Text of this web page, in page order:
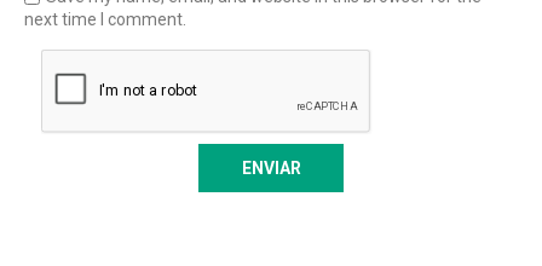
next time I comment.